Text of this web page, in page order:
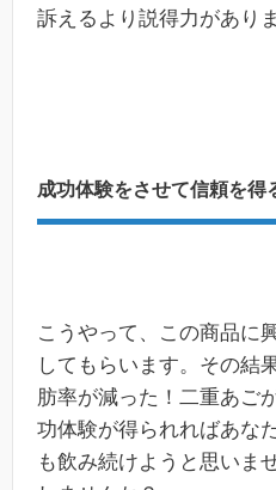
訴えるより説得力があり
成功体験をさせて信頼を得
こうやって、この商品に
してもらいます。その結
肪率が減った！二重あご
功体験が得られればあな
も飲み続けようと思いま